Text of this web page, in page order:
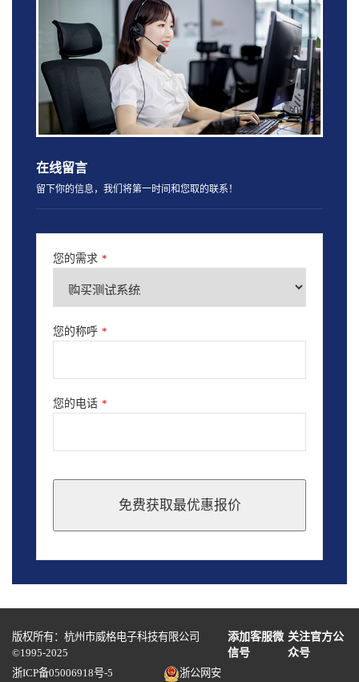
在线留言
留下你的信息，我们将第一时间和您取的联系！
您的需求 *
您的称呼 *
您的电话 *
免费获取最优惠报价
should
blank
版权所有：杭州市威格电子科技有限公司
©1995-2025
添加客服微
信号
关注官方公
众号
浙ICP备05006918号-5
浙公网安